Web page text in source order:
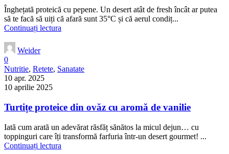
Înghețată proteică cu pepene. Un desert atât de fresh încât ar putea
să te facă să uiți că afară sunt 35°C și că aerul condiț...
Continuați lectura
Weider
0
Nutritie, Retete, Sanatate
10 apr. 2025
10 aprilie 2025
Turtițe proteice din ovăz cu aromă de vanilie
Iată cum arată un adevărat răsfăț sănătos la micul dejun… cu
toppinguri care îți transformă farfuria într-un desert gourmet! ...
Continuați lectura